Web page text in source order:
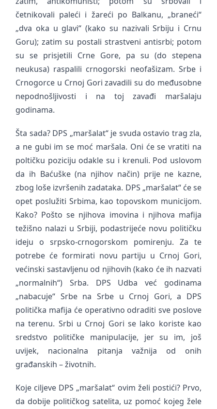
četnikovali paleći i žareći po Balkanu, „braneći“
„dva oka u glavi“ (kako su nazivali Srbiju i Crnu
Goru); zatim su postali strastveni antisrbi; potom
su se prisjetili Crne Gore, pa su (do stepena
neukusa) raspalili crnogorski neofašizam. Srbe i
Crnogorce u Crnoj Gori zavadili su do međusobne
nepodnošljivosti i na toj zavađi maršalaju
godinama.
Šta sada? DPS „maršalat“ je svuda ostavio trag zla,
a ne gubi im se moć maršala. Oni će se vratiti na
poltičku poziciju odakle su i krenuli. Pod uslovom
da ih Baćuške (na njihov način) prije ne kazne,
zbog loše izvršenih zadataka. DPS „maršalat“ će se
opet poslužiti Srbima, kao topovskom municijom.
Kako? Pošto se njihova imovina i njihova mafija
težišno nalazi u Srbiji, podastrijeće novu političku
ideju o srpsko-crnogorskom pomirenju. Za te
potrebe će formirati novu partiju u Crnoj Gori,
većinski sastavljenu od njihovih (kako će ih nazvati
„normalnih“) Srba. DPS Udba već godinama
„nabacuje“ Srbe na Srbe u Crnoj Gori, a DPS
politička mafija će operativno odraditi sve poslove
na terenu. Srbi u Crnoj Gori se lako koriste kao
sredstvo političke manipulacije, jer su im, još
uvijek, nacionalna pitanja važnija od onih
građanskih – životnih.
Koje ciljeve DPS „maršalat“ ovim želi postići? Prvo,
da dobije političkog satelita, uz pomoć kojeg žele